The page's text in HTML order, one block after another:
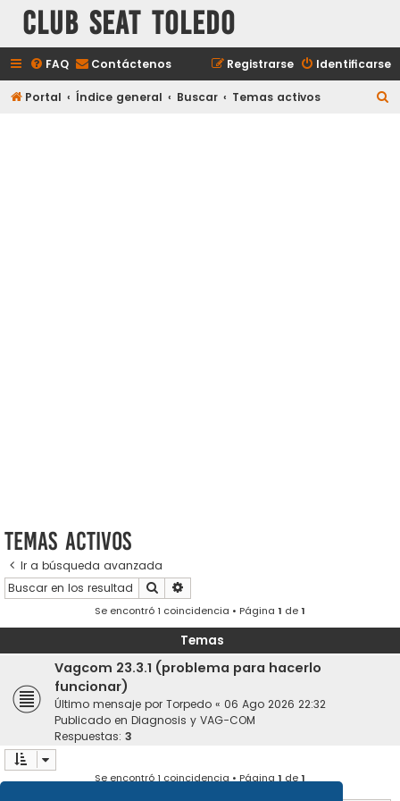
Club Seat Toledo
FAQ Contáctenos Identificarse
Registrarse
Portal Índice general Buscar Temas activos
Temas activos
Ir a búsqueda avanzada
Buscar
Se encontró 1 coincidencia • Página 1 de1
Temas
Vagcom 23.3.1 (problema para hacerlo
funcionar)
Último mensaje por Torpedo « 06 Ago 2026 22:32
Publicado en Diagnosis y VAG-COM
Respuestas: 3
Se encontró 1 coincidencia • Página1de1